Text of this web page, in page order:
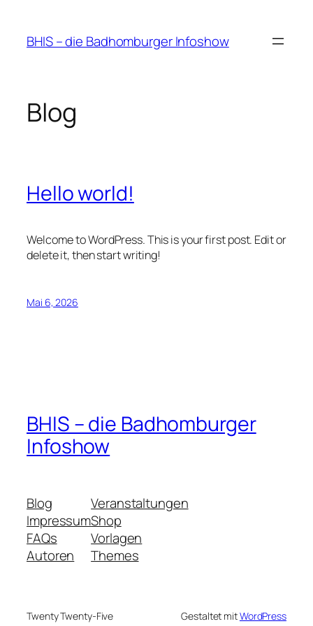
springen
BHIS – die Badhomburger Infoshow
Blog
Hello world!
Welcome to WordPress. This is your first post. Edit or
delete it, then start writing!
Mai 6, 2026
BHIS – die Badhomburger
Infoshow
Blog
Impressum
FAQs
Autoren
Veranstaltungen
Shop
Vorlagen
Themes
Twenty Twenty-Five Gestaltet mitWordPress